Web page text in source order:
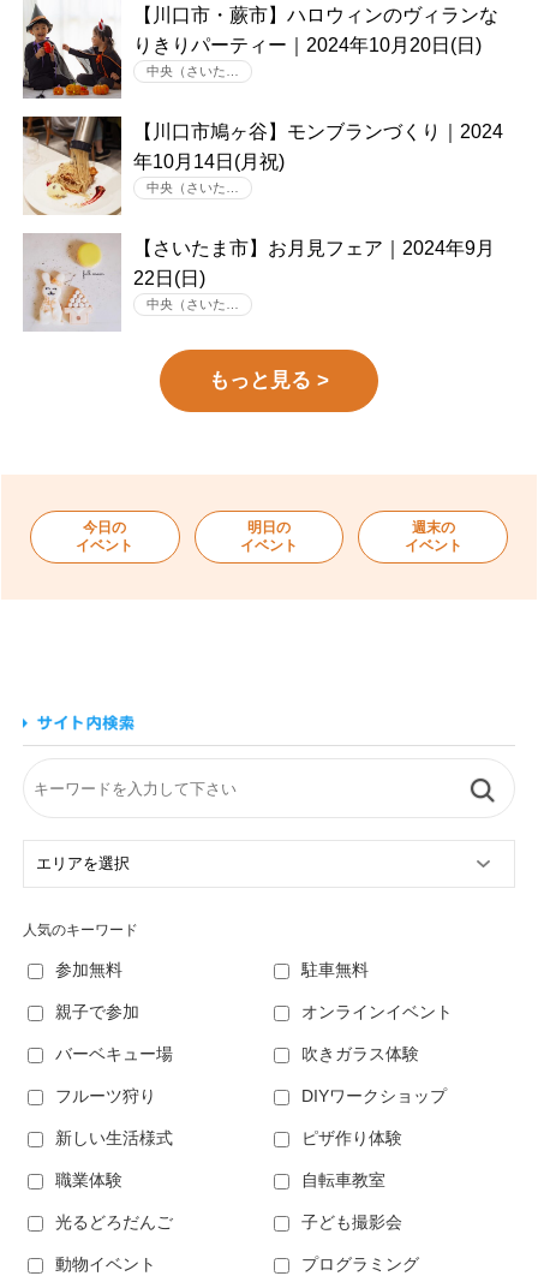
【川口市・蕨市】ハロウィンのヴィランな
りきりパーティー｜2024年10月20日(日)
中央（さいた…
【川口市鳩ヶ谷】モンブランづくり｜2024
年10月14日(月祝)
中央（さいた…
【さいたま市】お月見フェア｜2024年9月
22日(日)
中央（さいた…
もっと見る >
今日の
イベント
明日の
イベント
週末の
イベント
人気のキーワード
参加無料 駐車無料
親子で参加 オンラインイベント
バーベキュー場 吹きガラス体験
フルーツ狩り DIYワークショップ
新しい生活様式 ピザ作り体験
職業体験 自転車教室
光るどろだんご 子ども撮影会
動物イベント プログラミング